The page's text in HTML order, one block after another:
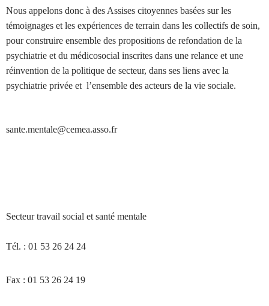
Nous appelons donc à des Assises citoyennes basées sur les
témoignages et les expériences de terrain dans les collectifs de soin,
pour construire ensemble des propositions de refondation de la
psychiatrie et du médicosocial inscrites dans une relance et une
réinvention de la politique de secteur, dans ses liens avec la
psychiatrie privée et l’ensemble des acteurs de la vie sociale.
sante.mentale@cemea.asso.fr
Secteur travail social et santé mentale
Tél. : 01 53 26 24 24
Fax : 01 53 26 24 19